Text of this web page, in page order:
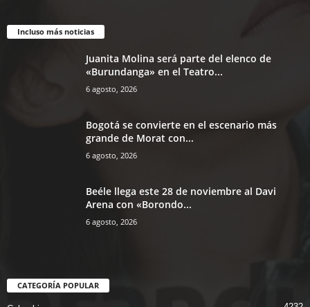
Incluso más noticias
Juanita Molina será parte del elenco de
«Burundanga» en el Teatro...
6 agosto, 2026
Bogotá se convierte en el escenario más
grande de Morat con...
6 agosto, 2026
Beéle llega este 28 de noviembre al Davi
Arena con «Borondo...
6 agosto, 2026
CATEGORÍA POPULAR